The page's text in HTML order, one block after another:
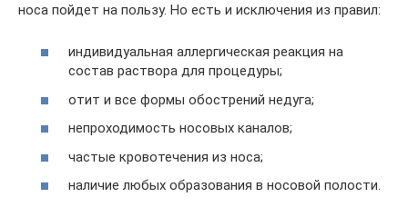
носа пойдет на пользу. Но есть и исключения из правил:
индивидуальная аллергическая реакция на
состав раствора для процедуры;
отит и все формы обострений недуга;
непроходимость носовых каналов;
частые кровотечения из носа;
наличие любых образования в носовой полости.